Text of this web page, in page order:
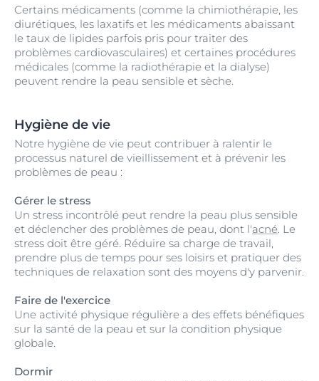
Certains médicaments (comme la chimiothérapie, les
diurétiques, les laxatifs et les médicaments abaissant
le taux de lipides parfois pris pour traiter des
problèmes cardiovasculaires) et certaines procédures
médicales (comme la radiothérapie et la dialyse)
peuvent rendre la peau sensible et sèche.
Hygiène de vie
Notre hygiène de vie peut contribuer à ralentir le
processus naturel de vieillissement et à prévenir les
problèmes de peau :
Gérer le stress
Un stress incontrôlé peut rendre la peau plus sensible
et déclencher des problèmes de peau, dont l'acné. Le
stress doit être géré. Réduire sa charge de travail,
prendre plus de temps pour ses loisirs et pratiquer des
techniques de relaxation sont des moyens d'y parvenir.
Faire de l'exercice
Une activité physique régulière a des effets bénéfiques
sur la santé de la peau et sur la condition physique
globale.
Dormir